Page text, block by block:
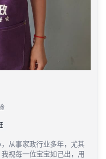
从事家政行业多年，尤其
视每一位宝宝如己出，用